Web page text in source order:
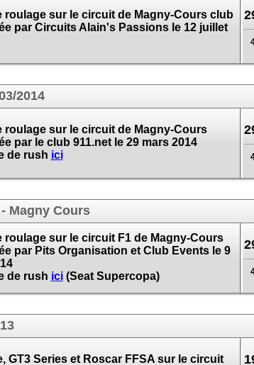
roulage sur le circuit de Magny-Cours club
par Circuits Alain's Passions le 12 juillet
2014
roulage sur le circuit de Magny-Cours
par le club 911.net le 29 mars 2014
de rush ici
Magny Cours
roulage sur le circuit F1 de Magny-Cours
par Pits Organisation et Club Events le 9
de rush ici(Seat Supercopa)
GT3 Series et Roscar FFSA sur le circuit